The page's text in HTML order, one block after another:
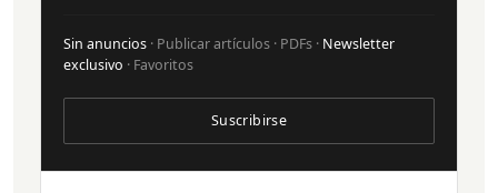
Sin anuncios · Publicar artículos · PDFs · Newsletter
exclusivo · Favoritos
Suscribirse